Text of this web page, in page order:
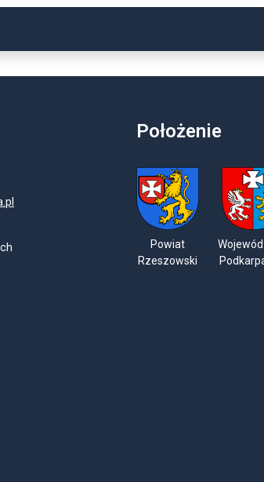
Położenie
Powiat
Rzeszowski